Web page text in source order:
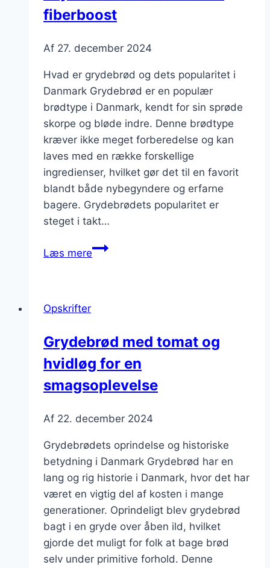
fiberboost
Af 27. december 2024
Hvad er grydebrød og dets popularitet i
Danmark Grydebrød er en populær
brødtype i Danmark, kendt for sin sprøde
skorpe og bløde indre. Denne brødtype
kræver ikke meget forberedelse og kan
laves med en række forskellige
ingredienser, hvilket gør det til en favorit
blandt både nybegyndere og erfarne
bagere. Grydebrødets popularitet er
steget i takt…
Læs mereGrydebrød
Opskrifter
Grydebrød med tomat og
hvidløg for en
smagsoplevelse
Af 22. december 2024
Grydebrødets oprindelse og historiske
betydning i Danmark Grydebrød har en
lang og rig historie i Danmark, hvor det har
været en vigtig del af kosten i mange
generationer. Oprindeligt blev grydebrød
bagt i en gryde over åben ild, hvilket
gjorde det muligt for folk at bage brød
selv under primitive forhold. Denne